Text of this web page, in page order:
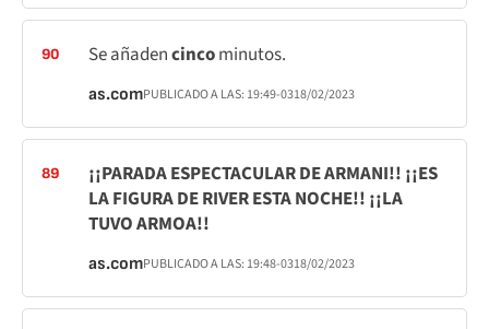
90 Se añadencincominutos.
as.comPUBLICADO A LAS: 19:49-0318/02/2023
89
¡¡PARADA ESPECTACULAR DE ARMANI!! ¡¡ES
LA FIGURA DE RIVER ESTA NOCHE!! ¡¡LA
TUVO ARMOA!!
as.comPUBLICADO A LAS: 19:48-0318/02/2023